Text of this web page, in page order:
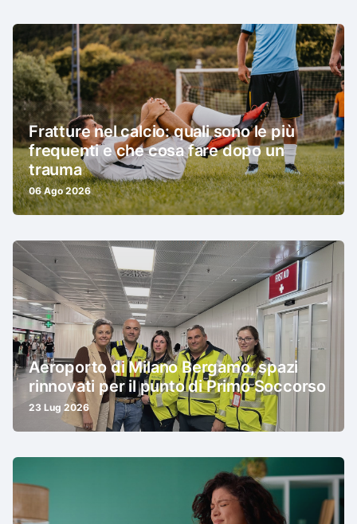
Fratture nel calcio: quali sono le più
frequenti e che cosa fare dopo un
trauma
06 Ago 2026
Aeroporto di Milano Bergamo, spazi
rinnovati per il punto di Primo Soccorso
23 Lug 2026